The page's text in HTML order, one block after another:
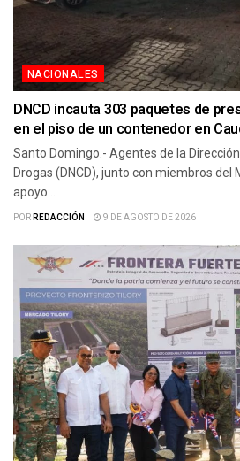
NACIONALES
DNCD incauta 303 paquetes de
en el piso de un contenedor en
Santo Domingo.- Agentes de la
Drogas (DNCD), junto con miembros del
apoyo...
PORREDACCIÓN 9 DE AGOSTO DE 2026